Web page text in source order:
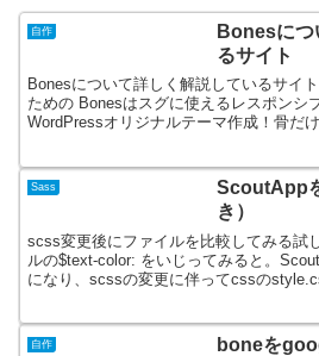
自作
Bonesにつ
るサイト
Bonesについて詳しく解説しているサイ
ための Bonesはスグに使えるレスポンシ
WordPressオリジナルテーマ作成！骨だ
Sass
ScoutApp
き）
scss変更後にファイルを比較してみる試
ルの$text-color: をいじってみると。
になり、scssの変更に伴ってcssの
自作
boneを